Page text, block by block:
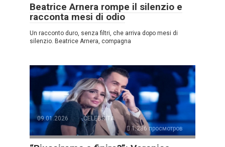
Beatrice Arnera rompe il silenzio e
racconta mesi di odio
Un racconto duro, senza filtri, che arriva dopo mesi di
silenzio. Beatrice Arnera, compagna
09.01.2026
CELEBRITÀ
1.286 просмотров